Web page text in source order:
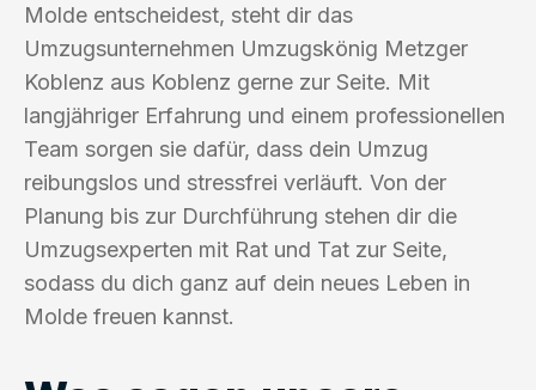
Molde entscheidest, steht dir das
Umzugsunternehmen Umzugskönig Metzger
Koblenz aus Koblenz gerne zur Seite. Mit
langjähriger Erfahrung und einem professionellen
Team sorgen sie dafür, dass dein Umzug
reibungslos und stressfrei verläuft. Von der
Planung bis zur Durchführung stehen dir die
Umzugsexperten mit Rat und Tat zur Seite,
sodass du dich ganz auf dein neues Leben in
Molde freuen kannst.